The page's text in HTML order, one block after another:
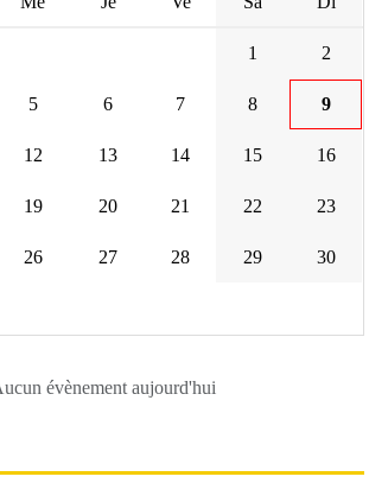
1 2
5 6 7 8 9
12 13 14 15 16
19 20 21 22 23
26 27 28 29 30
évènement aujourd'hui